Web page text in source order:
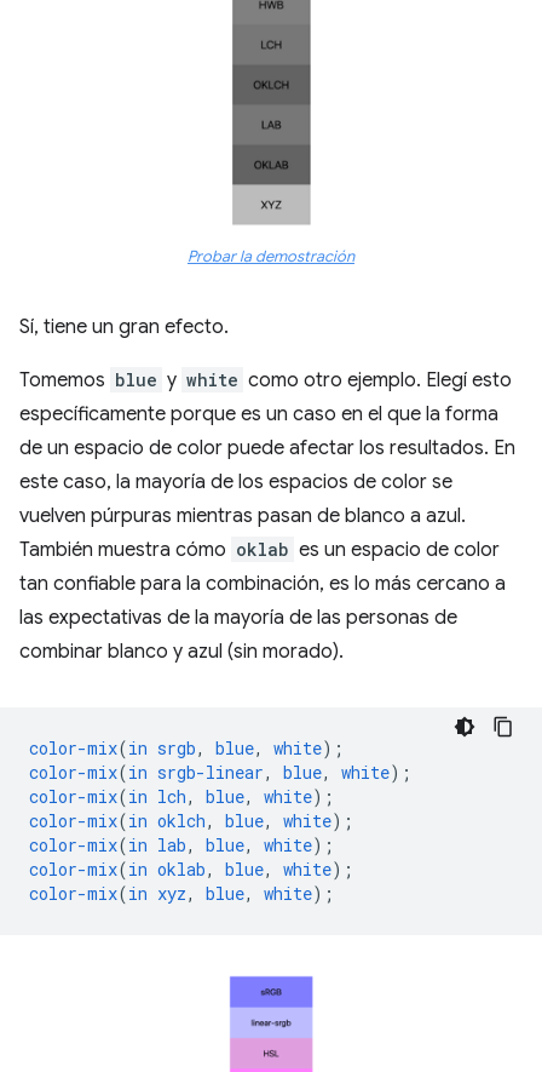
Probar la demostración
Sí, tiene un gran efecto.
Tomemos blue y white como otro ejemplo. Elegí esto
específicamente porque es un caso en el que la forma
de un espacio de color puede afectar los resultados. En
este caso, la mayoría de los espacios de color se
vuelven púrpuras mientras pasan de blanco a azul.
También muestra cómo oklab es un espacio de color
tan confiable para la combinación, es lo más cercano a
las expectativas de la mayoría de las personas de
combinar blanco y azul (sin morado).
color-mix(in srgb, blue, white);
color-mix(in srgb-linear, blue, white);
color-mix(in lch, blue, white);
color-mix(in oklch, blue, white);
color-mix(in lab, blue, white);
color-mix(in oklab, blue, white);
color-mix(in xyz, blue, white);